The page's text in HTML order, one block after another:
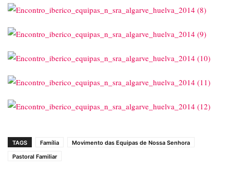
TAGS Família
Movimento das Equipas de Nossa Senhora
Pastoral Familiar